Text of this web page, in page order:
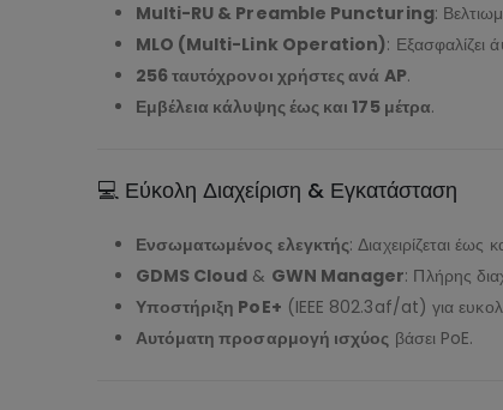
Multi-RU & Preamble Puncturing:
MLO (Multi-Link Operation): Εξασφαλίζει
256 ταυτόχρονοι χρήστες ανά AP.
Εμβέλεια κάλυψης έως και 175 μέτρα.
💻 Εύκολη Διαχείριση & Εγκατάσταση
Ενσωματωμένος ελεγκτής: Διαχειρίζεται έως
GDMS Cloud & GWN Manager: Πλήρης
Υποστήριξη PoE+ (IEEE 802.3af/at) για
Αυτόματη προσαρμογή ισχύος βάσει PoE.